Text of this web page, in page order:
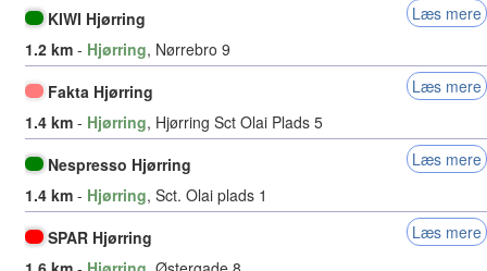
KIWI Hjørring
Læs mere
1.2 km - Hjørring, Nørrebro 9
Fakta Hjørring
Læs mere
1.4 km - Hjørring, Hjørring Sct Olai Plads 5
Nespresso Hjørring
Læs mere
1.4 km - Hjørring, Sct. Olai plads 1
SPAR Hjørring
Læs mere